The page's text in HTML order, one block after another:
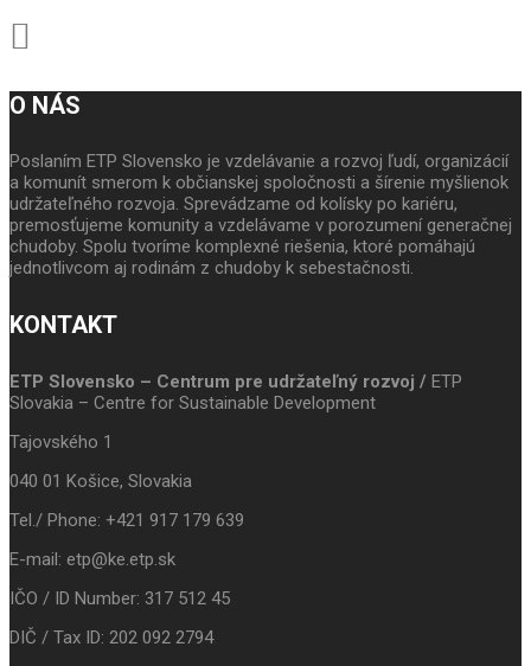
O NÁS
Poslaním ETP Slovensko je vzdelávanie a rozvoj ľudí, organizácií
a komunít smerom k občianskej spoločnosti a šírenie myšlienok
udržateľného rozvoja. Sprevádzame od kolísky po kariéru,
premosťujeme komunity a vzdelávame v porozumení generačnej
chudoby. Spolu tvoríme komplexné riešenia, ktoré pomáhajú
jednotlivcom aj rodinám z chudoby k sebestačnosti.
KONTAKT
ETP Slovensko – Centrum pre udržateľný rozvoj / ETP
Slovakia – Centre for Sustainable Development
Tajovského 1
040 01 Košice, Slovakia
Tel./ Phone: +421 917 179 639
E-mail: etp@ke.etp.sk
IČO / ID Number: 317 512 45
DIČ / Tax ID: 202 092 2794